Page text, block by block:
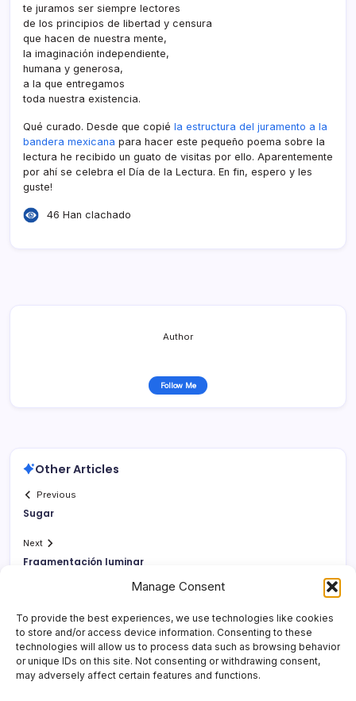
Manage Consent
To provide the best experiences, we use technologies like cookies
to store and/or access device information. Consenting to these
technologies will allow us to process data such as browsing behavior
or unique IDs on this site. Not consenting or withdrawing consent,
may adversely affect certain features and functions.
te juramos ser siempre lectores
de los principios de libertad y censura
que hacen de nuestra mente,
la imaginación independiente,
humana y generosa,
a la que entregamos
toda nuestra existencia.
Qué curado. Desde que copié la estructura del juramento a la
bandera mexicana para hacer este pequeño poema sobre la
lectura he recibido un guato de visitas por ello. Aparentemente
por ahí­ se celebra el Dí­a de la Lectura. En fin, espero y les
guste!
46 Han clachado
Author
Follow Me
Other Articles
Previous
Sugar
Next
Fragmentación luminar